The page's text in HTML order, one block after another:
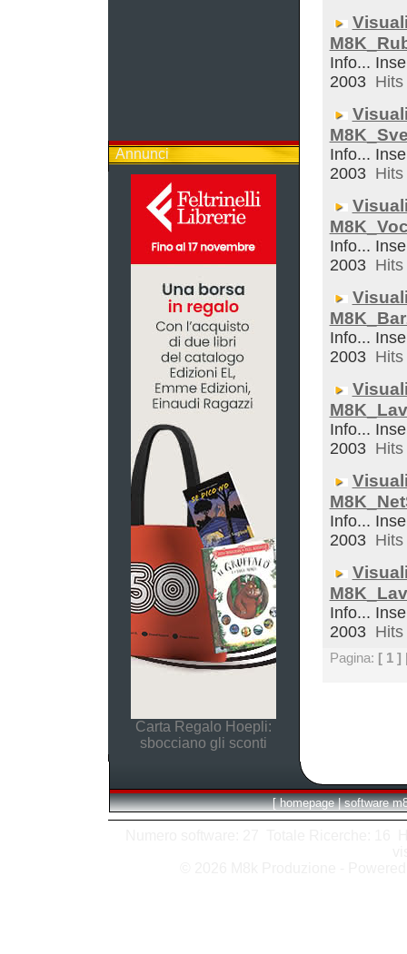
Annunci
Carta Regalo Hoepli:
sbocciano gli sconti
Info...
2003
Info...
2003
Info...
2003
Info...
2003
Info...
2003
Info...
2003
Info...
2003
Pagina: [ 1 ]
[ homepage | software